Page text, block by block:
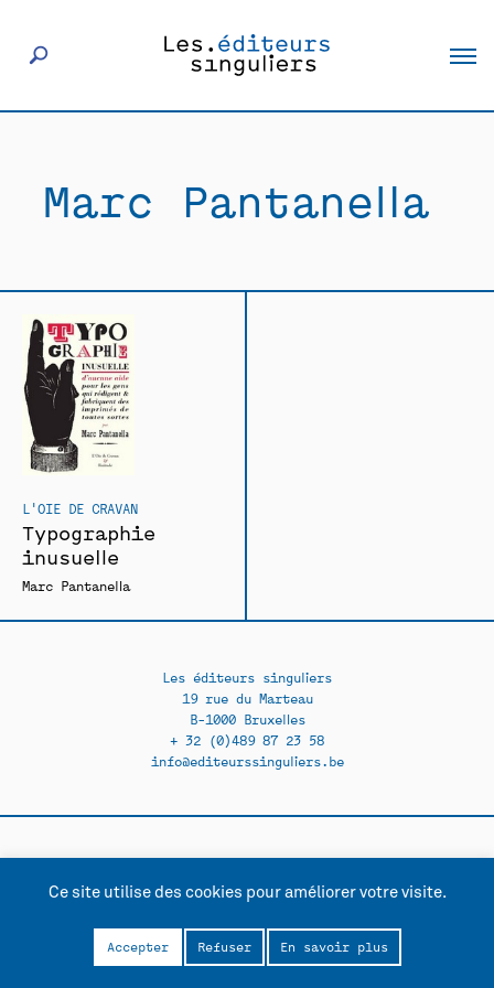
Éditeurs
Actualités
Rencontres
Marc Pantanella
L'OIE DE CRAVAN
Typographie
inusuelle
Marc Pantanella
Les éditeurs singuliers
19 rue du Marteau
B-1000 Bruxelles
+ 32 (0)489 87 23 58
info@editeurssinguliers.be
Contact
Politique de confidentialité
Ce site utilise des cookies pour améliorer votre visite.
Accepter Refuser En savoir plus